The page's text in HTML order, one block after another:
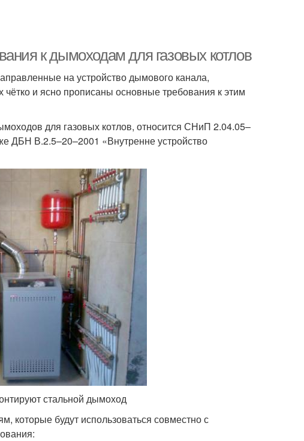
к дымоходам для газовых котлов
на устройство дымового канала,
и ясно прописаны основные требования к этим
для газовых котлов, относится СНиП 2.04.05–
ДБН В.2.5–20–2001 «Внутренне устройство
стальной дымоход
которые будут использоваться совместно с